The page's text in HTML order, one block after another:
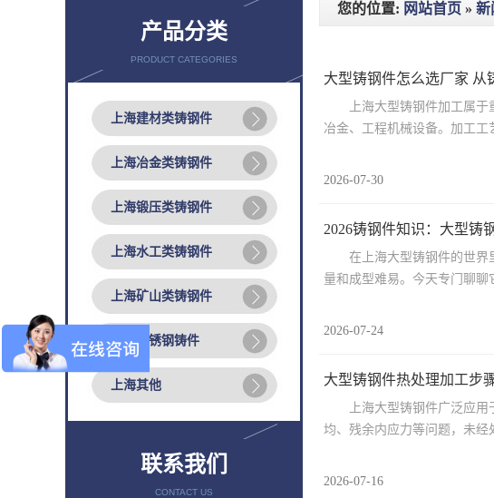
产品分类
PRODUCT CATEGORIES
上海建材类铸钢件
上海冶金类铸钢件
上海锻压类铸钢件
上海水工类铸钢件
上海矿山类铸钢件
上海不锈钢铸件
上海其他
联系我们
CONTACT US
您的位置: 网站首页 » 新
大型铸钢件怎么选厂家 从
上海大型铸钢件加工属于重
冶金、工程机械设备。加工工
2026-07-30
2026铸钢件知识：大型铸
在上海大型铸钢件的世界里
量和成型难易。今天专门聊聊
2026-07-24
大型铸钢件热处理加工步
上海大型铸钢件广泛应用于
均、残余内应力等问题，未经
2026-07-16